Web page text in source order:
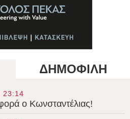
ΔΗΜΟΦΙΛΗ
23:14
ο Κωνσταντέλιας!